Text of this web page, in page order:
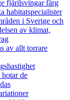
fjärilsvingar färg
habitatspecialister
i Sverige och
av klimat,
av allt torrare
de